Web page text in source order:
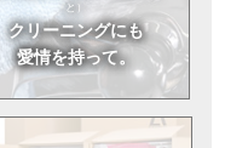
と）
クリーニングにも
愛情を持って。